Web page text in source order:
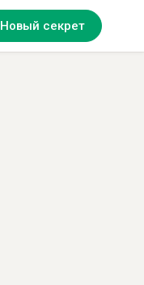
Новый секрет